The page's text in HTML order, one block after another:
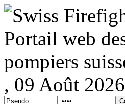
, 09 Août 2026